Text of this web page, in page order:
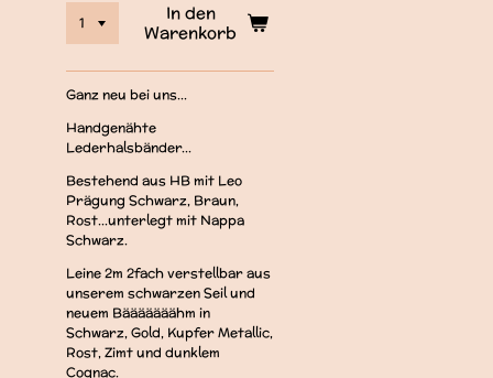
In den
Warenkorb
Ganz neu bei uns...
Handgenähte
Lederhalsbänder...
Bestehend aus HB mit Leo
Prägung Schwarz, Braun,
Rost...unterlegt mit Nappa
Schwarz.
Leine 2m 2fach verstellbar aus
unserem schwarzen Seil und
neuem Bääääääähm in
Schwarz, Gold, Kupfer Metallic,
Rost, Zimt und dunklem
Cognac.